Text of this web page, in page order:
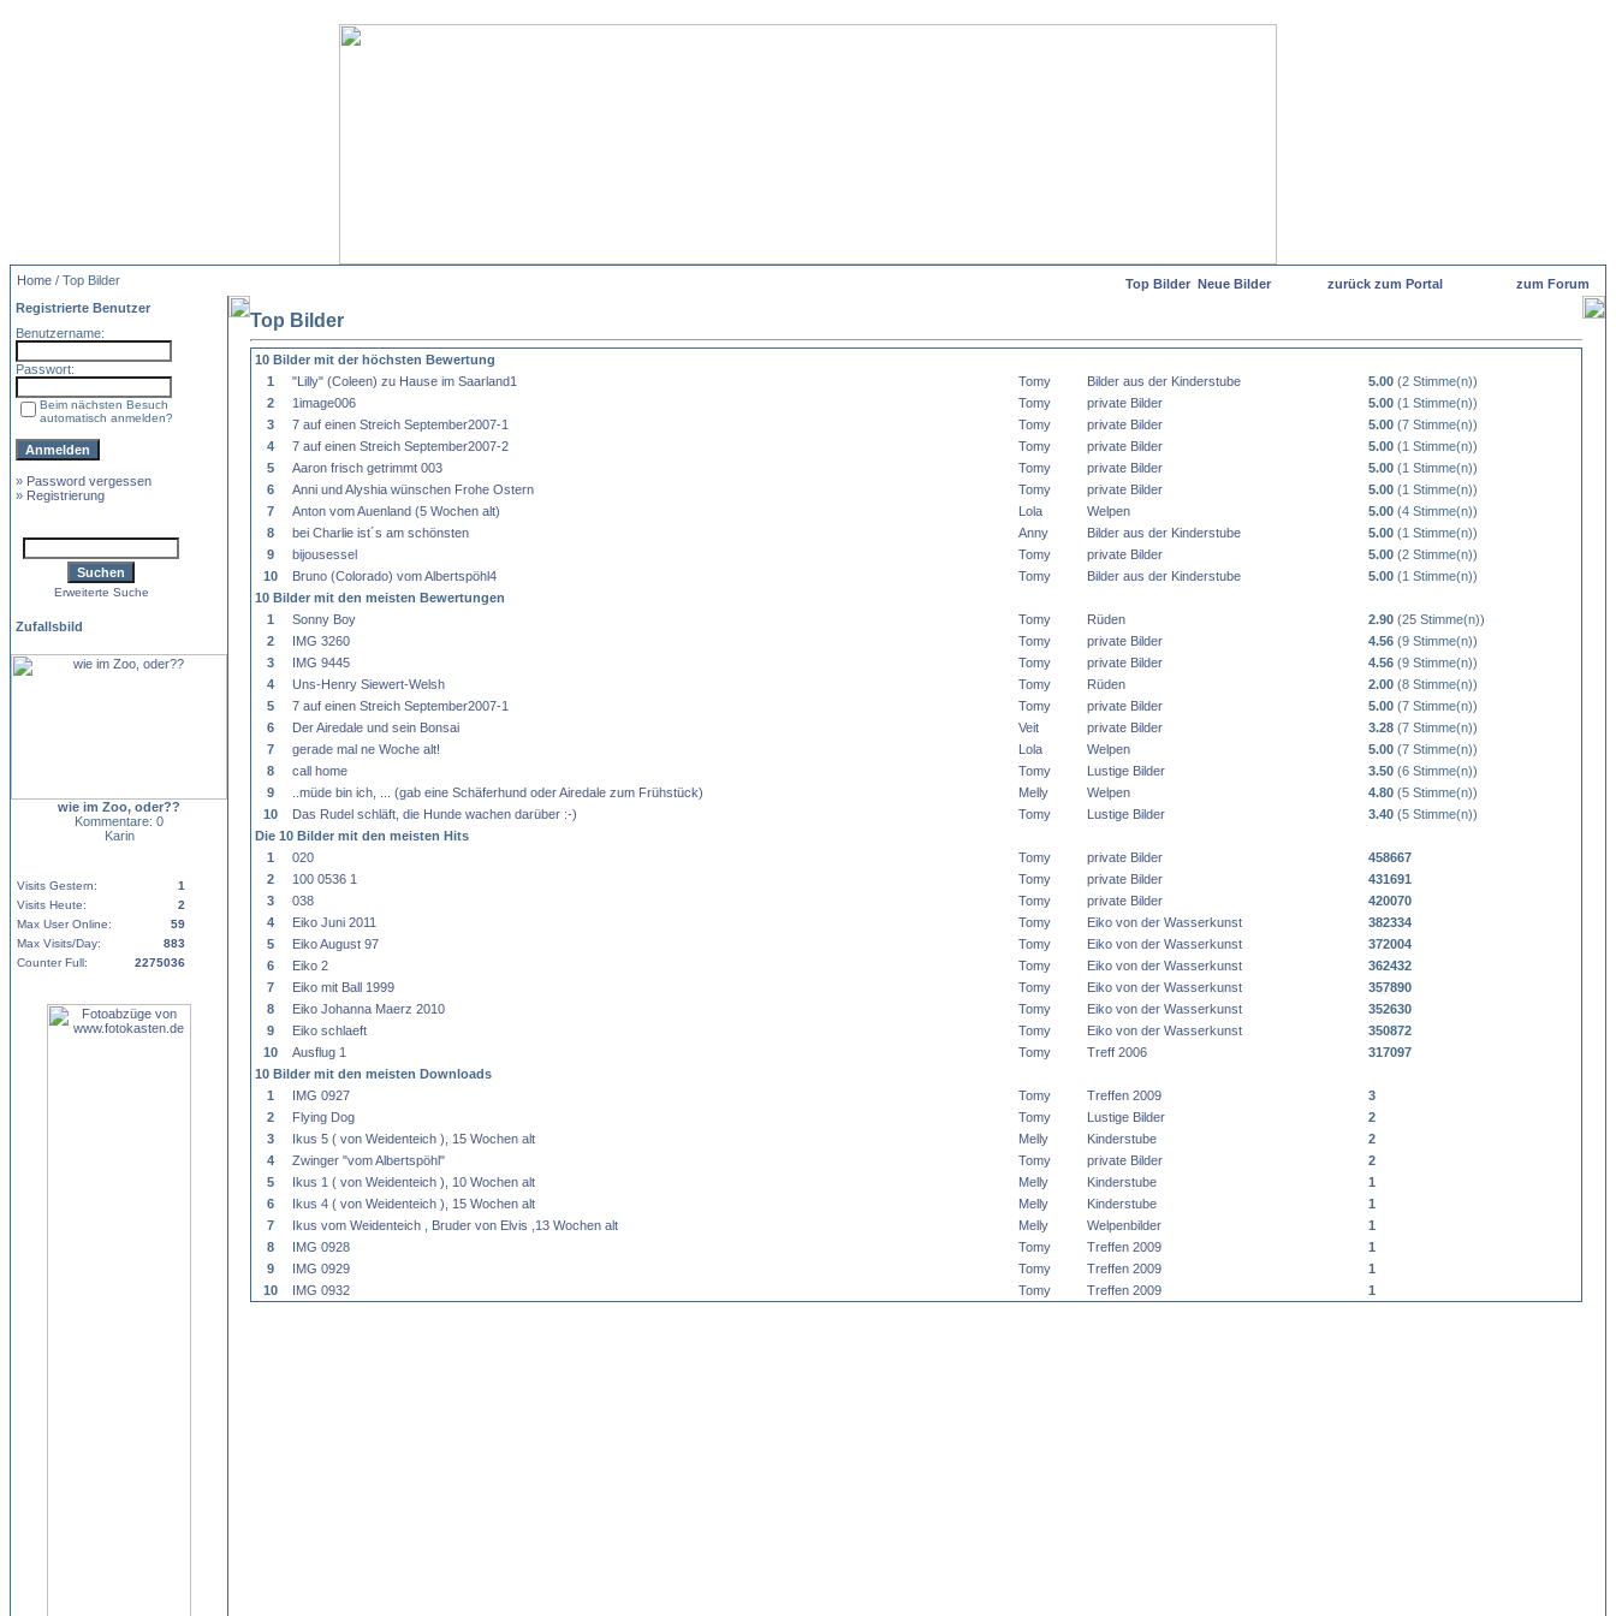
Home / Top Bilder Top Bilder Neue Bilder zurück zum Portal
zum Forum
Registrierte Benutzer
Benutzername:
Passwort:
Beim nächsten Besuch
automatisch anmelden?
» Password vergessen
» Registrierung
Erweiterte Suche
Zufallsbild
wie im Zoo, oder??
Kommentare: 0
Karin
Visits Gestern:
1
Visits Heute:
2
Max User Online:
59
Max Visits/Day:
883
Counter Full:
2275036
Top Bilder
10 Bilder mit der höchsten Bewertung
1
"Lilly" (Coleen) zu Hause im Saarland1 Tomy Bilder aus der Kinderstube 5.00 (2 Stimme(n))
2
1image006 Tomy private Bilder 5.00 (1 Stimme(n))
3
7 auf einen Streich September2007-1 Tomy private Bilder 5.00 (7 Stimme(n))
4
7 auf einen Streich September2007-2 Tomy private Bilder 5.00 (1 Stimme(n))
5
Aaron frisch getrimmt 003 Tomy private Bilder 5.00 (1 Stimme(n))
6
Anni und Alyshia wünschen Frohe Ostern Tomy private Bilder 5.00 (1 Stimme(n))
7
Anton vom Auenland (5 Wochen alt) Lola Welpen 5.00 (4 Stimme(n))
8
bei Charlie ist´s am schönsten Anny Bilder aus der Kinderstube 5.00 (1 Stimme(n))
9
bijousessel Tomy private Bilder 5.00 (2 Stimme(n))
10
Bruno (Colorado) vom Albertspöhl4 Tomy Bilder aus der Kinderstube 5.00 (1 Stimme(n))
10 Bilder mit den meisten Bewertungen
1
Sonny Boy Tomy Rüden 2.90 (25 Stimme(n))
2
IMG 3260 Tomy private Bilder 4.56 (9 Stimme(n))
3
IMG 9445 Tomy private Bilder 4.56 (9 Stimme(n))
4
Uns-Henry Siewert-Welsh Tomy Rüden 2.00 (8 Stimme(n))
5
7 auf einen Streich September2007-1 Tomy private Bilder 5.00 (7 Stimme(n))
6
Der Airedale und sein Bonsai Veit private Bilder 3.28 (7 Stimme(n))
7
gerade mal ne Woche alt! Lola Welpen 5.00 (7 Stimme(n))
8
call home Tomy Lustige Bilder 3.50 (6 Stimme(n))
9
..müde bin ich, ... (gab eine Schäferhund oder Airedale zum Frühstück) Melly Welpen 4.80 (5 Stimme(n))
10
Das Rudel schläft, die Hunde wachen darüber :-) Tomy Lustige Bilder 3.40 (5 Stimme(n))
Die 10 Bilder mit den meisten Hits
1
020 Tomy private Bilder
458667
2
100 0536 1 Tomy private Bilder
431691
3
038 Tomy private Bilder
420070
4
Eiko Juni 2011 Tomy Eiko von der Wasserkunst
382334
5
Eiko August 97 Tomy Eiko von der Wasserkunst
372004
6
Eiko 2 Tomy Eiko von der Wasserkunst
362432
7
Eiko mit Ball 1999 Tomy Eiko von der Wasserkunst
357890
8
Eiko Johanna Maerz 2010 Tomy Eiko von der Wasserkunst
352630
9
Eiko schlaeft Tomy Eiko von der Wasserkunst
350872
10
Ausflug 1 Tomy Treff 2006
317097
10 Bilder mit den meisten Downloads
1
IMG 0927 Tomy Treffen 2009
3
2
Flying Dog Tomy Lustige Bilder
2
3
Ikus 5 ( von Weidenteich ), 15 Wochen alt Melly Kinderstube
2
4
Zwinger "vom Albertspöhl" Tomy private Bilder
2
5
Ikus 1 ( von Weidenteich ), 10 Wochen alt Melly Kinderstube
1
6
Ikus 4 ( von Weidenteich ), 15 Wochen alt Melly Kinderstube
1
7
Ikus vom Weidenteich , Bruder von Elvis ,13 Wochen alt Melly Welpenbilder
1
8
IMG 0928 Tomy Treffen 2009
1
9
IMG 0929 Tomy Treffen 2009
1
10
IMG 0932 Tomy Treffen 2009 1